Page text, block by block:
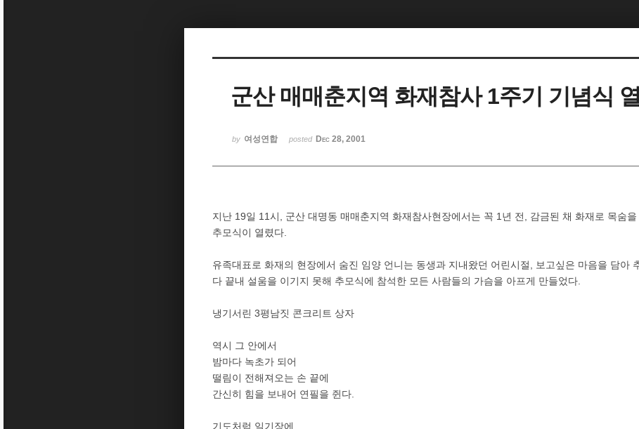
군산 매매춘지역 화재참사 1주기 기념식
by 여성연합 posted Dec 28, 2001
지난 19일 11시, 군산 대명동 매매춘지역 화재참사현장에서는 꼭 1년 전, 감금된 채 화재로 목숨
추모식이 열렸다.
유족대표로 화재의 현장에서 숨진 임양 언니는 동생과 지내왔던 어린시절, 보고싶은 마음을 담아
다 끝내 설움을 이기지 못해 추모식에 참석한 모든 사람들의 가슴을 아프게 만들었다.
냉기서린 3평남짓 콘크리트 상자
역시 그 안에서
밤마다 녹초가 되어
떨림이 전해져오는 손 끝에
간신히 힘을 보내어 연필을 쥔다.
기도처럼 일기장에
Sketchbook5, 스케치북5
Sketchbook5, 스케치북5